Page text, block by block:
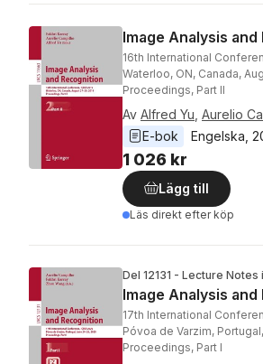
Image Analysis
16th International
Waterloo, ON, Canada,
Proceedings, Part II
Av Alfred Yu Aurelio
E-bok
Engelska
1 026 kr
Lägg till
Läs direkt efter köp
Del 12131 - Lecture
Image Analysis
17th International
Póvoa de Varzim,
Proceedings, Part I